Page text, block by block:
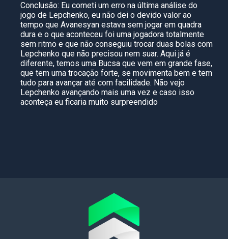
Conclusão: Eu cometi um erro na última análise do
jogo de Lepchenko, eu não dei o devido valor ao
tempo que Avanesyan estava sem jogar em quadra
dura e o que aconteceu foi uma jogadora totalmente
sem ritmo e que não conseguiu trocar duas bolas com
Lepchenko que não precisou nem suar. Aqui já é
diferente, temos uma Bucsa que vem em grande fase,
que tem uma trocação forte, se movimenta bem e tem
tudo para avançar até com facilidade. Não vejo
Lepchenko avançando mais uma vez e caso isso
aconteça eu ficaria muito surpreendido